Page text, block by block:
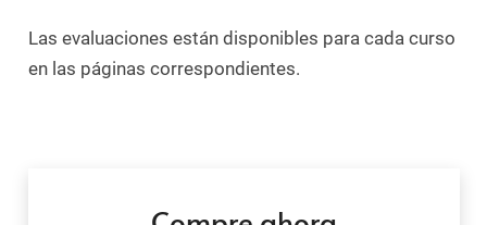
Las evaluaciones están disponibles para cada curso
en las páginas correspondientes.